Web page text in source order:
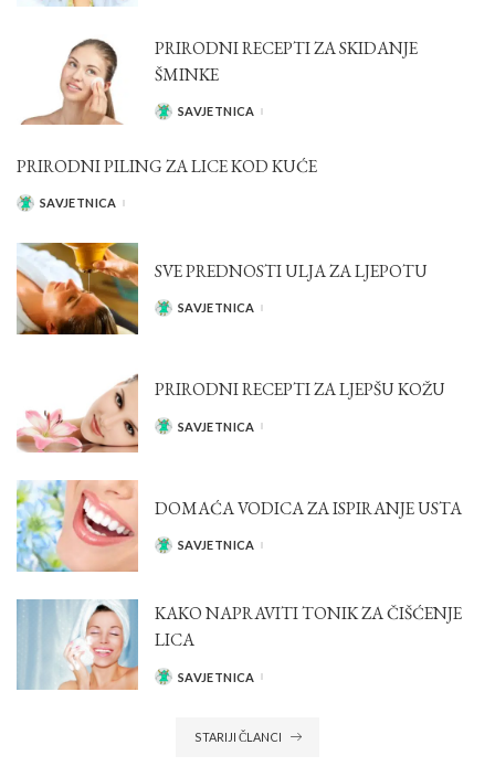
PRIRODNI RECEPTI ZA SKIDANJE
ŠMINKE
POSTED
SAVJETNICA
PRIRODNI PILING ZA LICE KOD KUĆE
POSTED
SAVJETNICA
SVE PREDNOSTI ULJA ZA LJEPOTU
POSTED
SAVJETNICA
PRIRODNI RECEPTI ZA LJEPŠU KOŽU
POSTED
SAVJETNICA
DOMAĆA VODICA ZA ISPIRANJE USTA
POSTED
SAVJETNICA
KAKO NAPRAVITI TONIK ZA ČIŠĆENJE
LICA
POSTED
SAVJETNICA
STARIJI ČLANCI